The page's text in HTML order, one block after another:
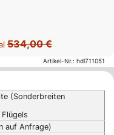
534,00 €
Artikel-Nr.: hdl711051
(Sonderbreiten
auf Anfrage)